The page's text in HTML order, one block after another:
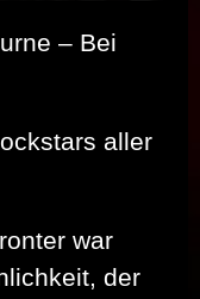
– Bei
aller
war
der